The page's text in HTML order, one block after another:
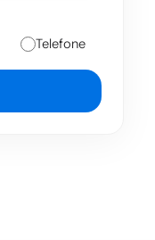
Telefone